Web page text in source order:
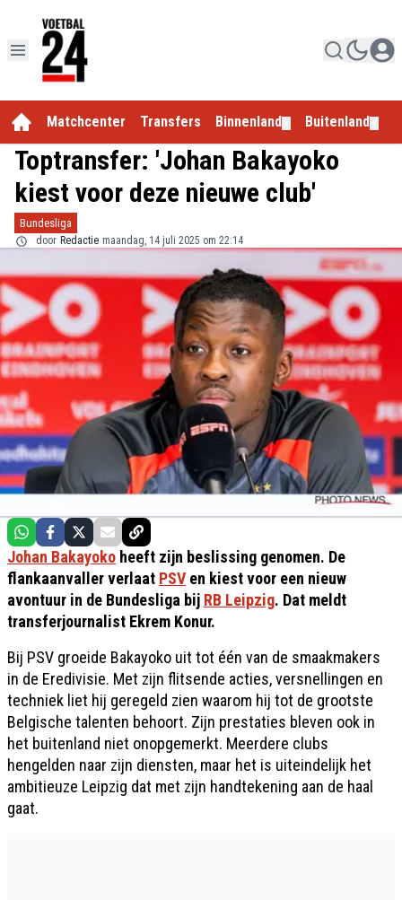
Matchcenter Transfers Binnenland Buitenland
Toptransfer: 'Johan Bakayoko
kiest voor deze nieuwe club'
Bundesliga
door Redactie maandag, 14 juli 2025 om 22:14
Johan Bakayoko heeft zijn beslissing genomen. De
flankaanvaller verlaat PSV en kiest voor een nieuw
avontuur in de Bundesliga bij RB Leipzig. Dat meldt
transferjournalist Ekrem Konur.
Bij PSV groeide Bakayoko uit tot één van de smaakmakers
in de Eredivisie. Met zijn flitsende acties, versnellingen en
techniek liet hij geregeld zien waarom hij tot de grootste
Belgische talenten behoort. Zijn prestaties bleven ook in
het buitenland niet onopgemerkt. Meerdere clubs
hengelden naar zijn diensten, maar het is uiteindelijk het
ambitieuze Leipzig dat met zijn handtekening aan de haal
gaat.